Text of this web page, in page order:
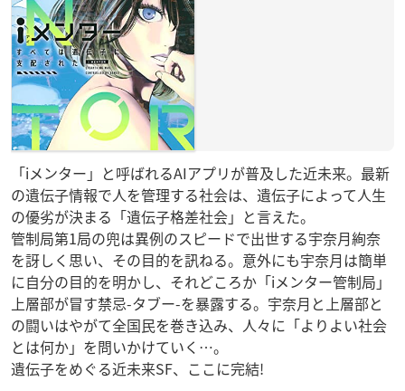
「iメンター」と呼ばれるAIアプリが普及した近未来。最新
の遺伝子情報で人を管理する社会は、遺伝子によって人生
の優劣が決まる「遺伝子格差社会」と言えた。
管制局第1局の兜は異例のスピードで出世する宇奈月絢奈
を訝しく思い、その目的を訊ねる。意外にも宇奈月は簡単
に自分の目的を明かし、それどころか「iメンター管制局」
上層部が冒す禁忌-タブー-を暴露する。宇奈月と上層部と
の闘いはやがて全国民を巻き込み、人々に「よりよい社会
とは何か」を問いかけていく…。
遺伝子をめぐる近未来SF、ここに完結!